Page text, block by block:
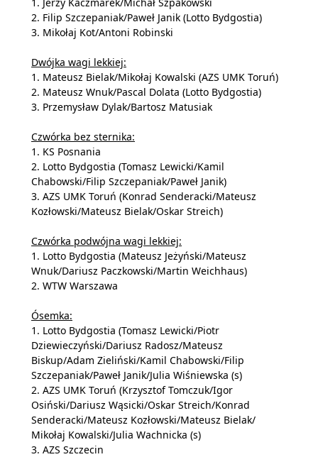
2. Filip Szczepaniak/Paweł Janik (Lotto Bydgostia)
3. Mikołaj Kot/Antoni Robinski
Dwójka wagi lekkiej:
1. Mateusz Bielak/Mikołaj Kowalski (AZS UMK Toruń)
2. Mateusz Wnuk/Pascal Dolata (Lotto Bydgostia)
3. Przemysław Dylak/Bartosz Matusiak
Czwórka bez sternika:
1. KS Posnania
2. Lotto Bydgostia (Tomasz Lewicki/Kamil
Chabowski/Filip Szczepaniak/Paweł Janik)
3. AZS UMK Toruń (Konrad Senderacki/Mateusz
Kozłowski/Mateusz Bielak/Oskar Streich)
Czwórka podwójna wagi lekkiej:
1. Lotto Bydgostia (Mateusz Jeżyński/Mateusz
Wnuk/Dariusz Paczkowski/Martin Weichhaus)
2. WTW Warszawa
Ósemka:
1. Lotto Bydgostia (Tomasz Lewicki/Piotr
Dziewieczyński/Dariusz Radosz/Mateusz
Biskup/Adam Zieliński/Kamil Chabowski/Filip
Szczepaniak/Paweł Janik/Julia Wiśniewska (s)
2. AZS UMK Toruń (Krzysztof Tomczuk/Igor
Osiński/Dariusz Wąsicki/Oskar Streich/Konrad
Senderacki/Mateusz Kozłowski/Mateusz Bielak/
Mikołaj Kowalski/Julia Wachnicka (s)
3. AZS Szczecin